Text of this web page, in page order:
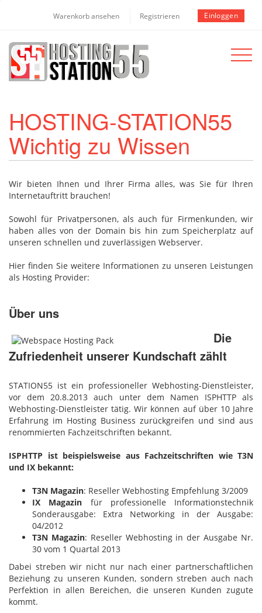
Warenkorb ansehen Registrieren Einloggen
Toggle
HOSTING-STATION55
Wichtig zu Wissen
Wir bieten Ihnen und Ihrer Firma alles, was Sie für Ihren
Internetauftritt brauchen!
Sowohl für Privatpersonen, als auch für Firmenkunden, wir
haben alles von der Domain bis hin zum Speicherplatz auf
unseren schnellen und zuverlässigen Webserver.
Hier finden Sie weitere Informationen zu unseren Leistungen
als Hosting Provider:
Über uns
Die
Zufriedenheit unserer Kundschaft zählt
STATION55 ist ein professioneller Webhosting-Dienstleister,
vor dem 20.8.2013 auch unter dem Namen ISPHTTP als
Webhosting-Dienstleister tätig. Wir können auf über 10 Jahre
Erfahrung im Hosting Business zurückgreifen und sind aus
renommierten Fachzeitschriften bekannt.
ISPHTTP ist beispielsweise aus Fachzeitschriften wie T3N
und IX bekannt:
T3N Magazin: Reseller Webhosting Empfehlung 3/2009
IX Magazin für professionelle Informationstechnik
Sonderausgabe: Extra Networking in der Ausgabe:
04/2012
T3N Magazin: Reseller Webhosting in der Ausgabe Nr.
30 vom 1 Quartal 2013
Dabei streben wir nicht nur nach einer partnerschaftlichen
Beziehung zu unseren Kunden, sondern streben auch nach
Perfektion in allen Bereichen, die unseren Kunden zugute
kommt.